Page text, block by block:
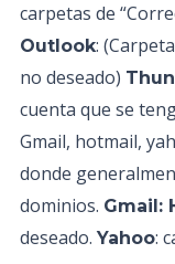
carpetas de
Outlook:
no deseado)
cuenta que se
Gmail, hotmail,
donde
dominios. Gmail:
deseado. Yahoo: